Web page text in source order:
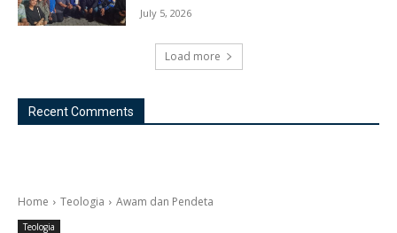
July 5, 2026
Load more
Recent Comments